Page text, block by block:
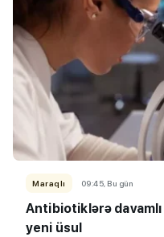
Maraqlı 09:45, Bu gün
Antibiotiklərə
yeni üsul